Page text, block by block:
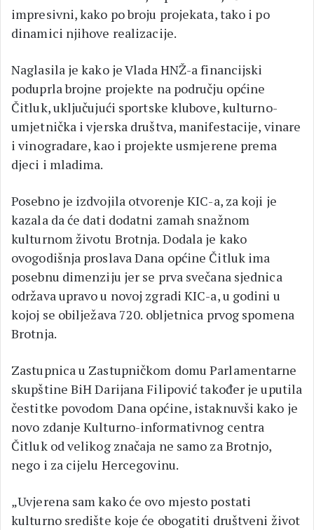
impresivni, kako po broju projekata, tako i po
dinamici njihove realizacije.
Naglasila je kako je Vlada HNŽ-a financijski
poduprla brojne projekte na području općine
Čitluk, uključujući sportske klubove, kulturno-
umjetnička i vjerska društva, manifestacije, vinare
i vinogradare, kao i projekte usmjerene prema
djeci i mladima.
Posebno je izdvojila otvorenje KIC-a, za koji je
kazala da će dati dodatni zamah snažnom
kulturnom životu Brotnja. Dodala je kako
ovogodišnja proslava Dana općine Čitluk ima
posebnu dimenziju jer se prva svečana sjednica
održava upravo u novoj zgradi KIC-a, u godini u
kojoj se obilježava 720. obljetnica prvog spomena
Brotnja.
Zastupnica u Zastupničkom domu Parlamentarne
skupštine BiH Darijana Filipović također je uputila
čestitke povodom Dana općine, istaknuvši kako je
novo zdanje Kulturno-informativnog centra
Čitluk od velikog značaja ne samo za Brotnjo,
nego i za cijelu Hercegovinu.
„Uvjerena sam kako će ovo mjesto postati
kulturno središte koje će obogatiti društveni život